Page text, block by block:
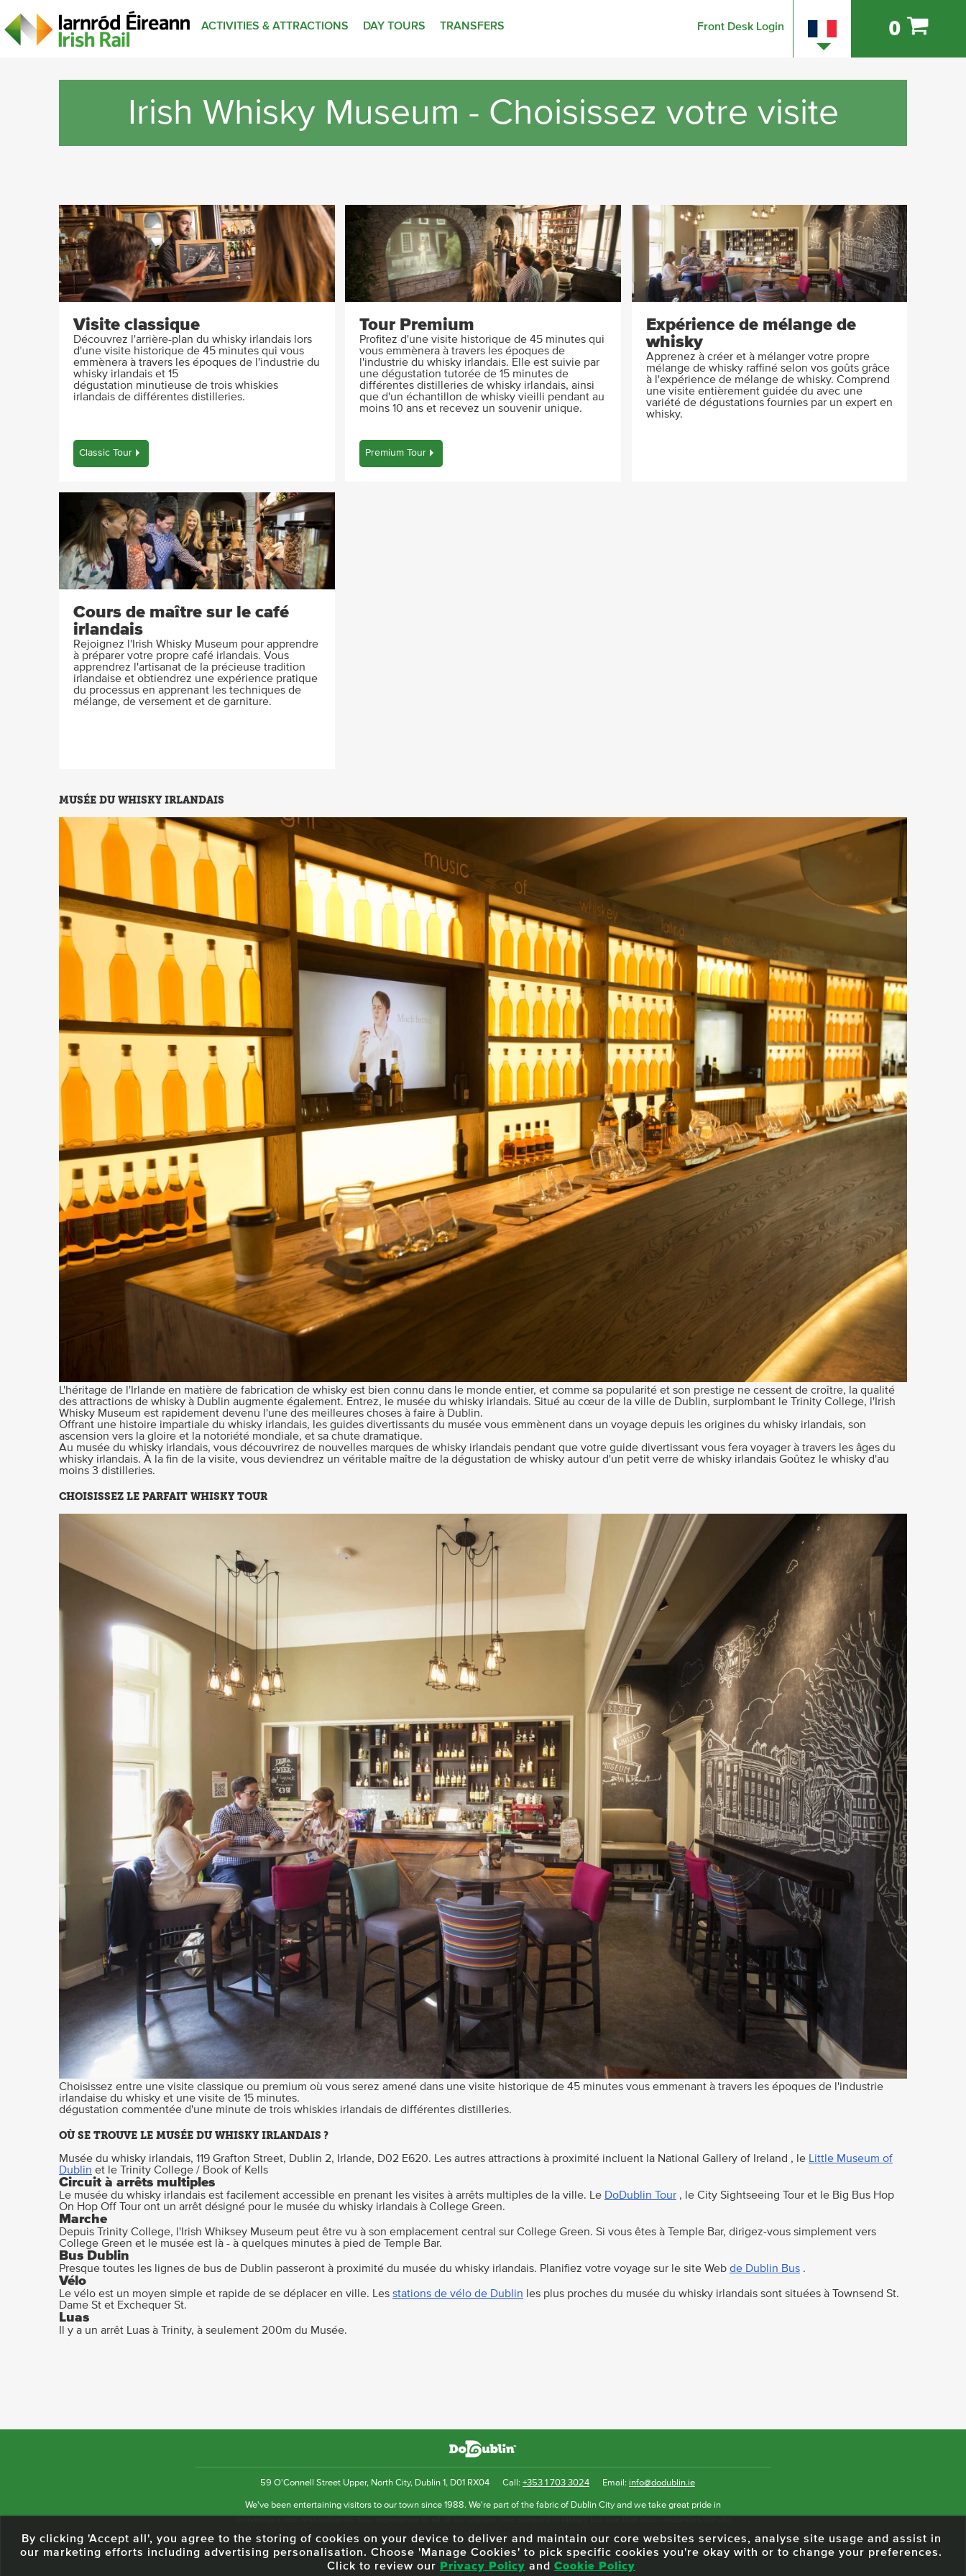
ACTIVITIES & ATTRACTIONS DAY TOURS TRANSFERS Front Desk Login 0
Irish Whisky Museum - Choisissez votre visite
Visite classique
Découvrez l'arrière-plan du whisky irlandais lors
d'une visite historique de 45 minutes qui vous
emmènera à travers les époques de l'industrie du
whisky irlandais et 15
dégustation minutieuse de trois whiskies
irlandais de différentes distilleries.
Classic Tour
Tour Premium
Profitez d'une visite historique de 45 minutes qui
vous emmènera à travers les époques de
l'industrie du whisky irlandais. Elle est suivie par
une dégustation tutorée de 15 minutes de
différentes distilleries de whisky irlandais, ainsi
que d'un échantillon de whisky vieilli pendant au
moins 10 ans et recevez un souvenir unique.
Premium Tour
Expérience de mélange de
whisky
Apprenez à créer et à mélanger votre propre
mélange de whisky raffiné selon vos goûts grâce
à l'expérience de mélange de whisky. Comprend
une visite entièrement guidée du avec une
variété de dégustations fournies par un expert en
whisky.
Cours de maître sur le café
irlandais
Rejoignez l'Irish Whisky Museum pour apprendre
à préparer votre propre café irlandais. Vous
apprendrez l'artisanat de la précieuse tradition
irlandaise et obtiendrez une expérience pratique
du processus en apprenant les techniques de
mélange, de versement et de garniture.
MUSÉE DU WHISKY IRLANDAIS
L'héritage de l'Irlande en matière de fabrication de whisky est bien connu dans le monde entier, et comme sa popularité et son prestige ne cessent de croître, la qualité
des attractions de whisky à Dublin augmente également. Entrez, le musée du whisky irlandais. Situé au cœur de la ville de Dublin, surplombant le Trinity College, l'Irish
Whisky Museum est rapidement devenu l'une des meilleures choses à faire à Dublin.
Offrant une histoire impartiale du whisky irlandais, les guides divertissants du musée vous emmènent dans un voyage depuis les origines du whisky irlandais, son
ascension vers la gloire et la notoriété mondiale, et sa chute dramatique.
Au musée du whisky irlandais, vous découvrirez de nouvelles marques de whisky irlandais pendant que votre guide divertissant vous fera voyager à travers les âges du
whisky irlandais. À la fin de la visite, vous deviendrez un véritable maître de la dégustation de whisky autour d'un petit verre de whisky irlandais Goûtez le whisky d'au
moins 3 distilleries.
CHOISISSEZ LE PARFAIT WHISKY TOUR
Choisissez entre une visite classique ou premium où vous serez amené dans une visite historique de 45 minutes vous emmenant à travers les époques de l'industrie
irlandaise du whisky et une visite de 15 minutes.
dégustation commentée d'une minute de trois whiskies irlandais de différentes distilleries.
OÙ SE TROUVE LE MUSÉE DU WHISKY IRLANDAIS ?
Musée du whisky irlandais, 119 Grafton Street, Dublin 2, Irlande, D02 E620. Les autres attractions à proximité incluent la National Gallery of Ireland , le
Little Museum of
Dublin et le Trinity College / Book of Kells
Circuit à arrêts multiples
Le musée du whisky irlandais est facilement accessible en prenant les visites à arrêts multiples de la ville. Le DoDublin Tour , le City Sightseeing Tour et le Big Bus Hop
On Hop Off Tour ont un arrêt désigné pour le musée du whisky irlandais à College Green.
Marche
Depuis Trinity College, l'Irish Whiksey Museum peut être vu à son emplacement central sur College Green. Si vous êtes à Temple Bar, dirigez-vous simplement vers
College Green et le musée est là - à quelques minutes à pied de Temple Bar.
Bus Dublin
Presque toutes les lignes de bus de Dublin passeront à proximité du musée du whisky irlandais. Planifiez votre voyage sur le site Web de Dublin Bus .
Vélo
Le vélo est un moyen simple et rapide de se déplacer en ville. Les stations de vélo de Dublin les plus proches du musée du whisky irlandais sont situées à Townsend St.
Dame St et Exchequer St.
Luas
Il y a un arrêt Luas à Trinity, à seulement 200m du Musée.
59 O'Connell Street Upper, North City, Dublin 1, D01 RX04 Call: +353 1 703 3024 Email: info@dodublin.ie
We've been entertaining visitors to our town since 1988. We're part of the fabric of Dublin City and we take great pride in
as she evolves.
© 2013 - 2026 DoDublin. All Rights Reserved. Privacy Policy Terms & Conditions
By clicking 'Accept all', you agree to the storing of cookies on your device to deliver and maintain our core websites services, analyse site usage and assist in
our marketing efforts including advertising personalisation. Choose 'Manage Cookies' to pick specific cookies you're okay with or to change your preferences.
Click to review our
Privacy Policy and Cookie Policy